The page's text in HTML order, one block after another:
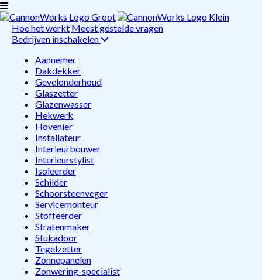
Hoe het werkt Meest gestelde vragen
Bedrijven inschakelen
Aannemer
Dakdekker
Gevelonderhoud
Glaszetter
Glazenwasser
Hekwerk
Hovenier
Installateur
Interieurbouwer
Interieurstylist
Isoleerder
Schilder
Schoorsteenveger
Servicemonteur
Stoffeerder
Stratenmaker
Stukadoor
Tegelzetter
Zonnepanelen
Zonwering-specialist